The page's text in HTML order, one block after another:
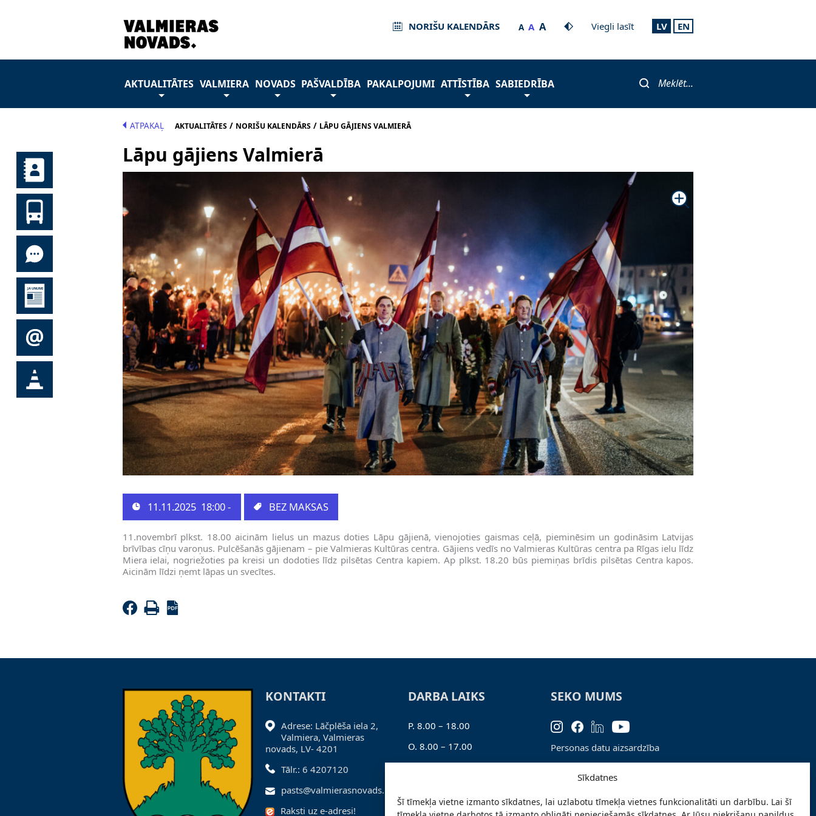
Sīkdatnes
Šī tīmekļa vietne izmanto sīkdatnes, lai uzlabotu tīmekļa vietnes funkcionalitāti un darbību. Lai šī
NORIŠU KALENDĀRS A A A Viegli lasīt LV EN
AKTUALITĀTES VALMIERA NOVADS PAŠVALDĪBA PAKALPOJUMI ATTĪSTĪBA SABIEDRĪBA Meklēt...
ATPAKAĻ AKTUALITĀTES/ NORIŠU KALENDĀRS/ LĀPU GĀJIENS VALMIERĀ
Lāpu gājiens Valmierā
11.11.2025 18:00 - BEZ MAKSAS
11.novembrī plkst. 18.00 aicinām lielus un mazus doties Lāpu gājienā, vienojoties gaismas ceļā, pieminēsim un godināsim Latvijas
brīvības cīņu varoņus. Pulcēšanās gājienam – pie Valmieras Kultūras centra. Gājiens vedīs no Valmieras Kultūras centra pa Rīgas ielu līdz
Miera ielai, nogriežoties pa kreisi un dodoties līdz pilsētas Centra kapiem. Ap plkst. 18.20 būs piemiņas brīdis pilsētas Centra kapos.
Aicinām līdzi ņemt lāpas un svecītes.
KONTAKTI
Adrese: Lāčplēša iela 2,
Valmiera, Valmieras
novads, LV- 4201
Tālr.: 6 4207120
pasts@valmierasnovads.lv
Raksti uz e-adresi!
DARBA LAIKS
P. 8.00 – 18.00
O. 8.00 – 17.00
Pk. 8.00 – 16.00
SEKO MUMS
Personas datu aizsardzība
Pieteikties jaunumiem